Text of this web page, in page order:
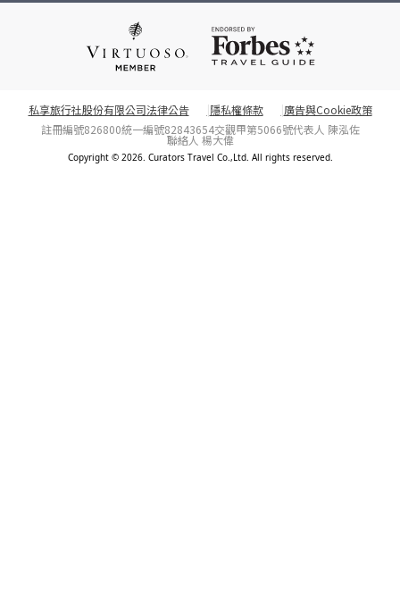
私享旅行社股份有限公司法律公告 隱私權條款
廣告與Cookie政策
註冊編號826800統一編號82843654交觀甲第5066號代表人 陳泓佐
聯絡人 楊大偉
Copyright © 2026. Curators Travel Co.,Ltd. All rights reserved.